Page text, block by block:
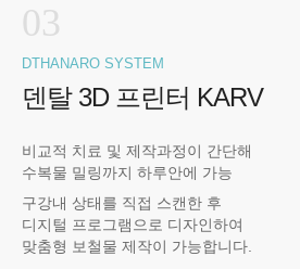
03
DTHANARO SYSTEM
덴탈 3D 프린터 KARV
비교적 치료 및 제작과정이 간단해
수복물 밀링까지 하루안에 가능
구강내 상태를 직접 스캔한 후
디지털 프로그램으로 디자인하여
맞춤형 보철물 제작이 가능합니다.